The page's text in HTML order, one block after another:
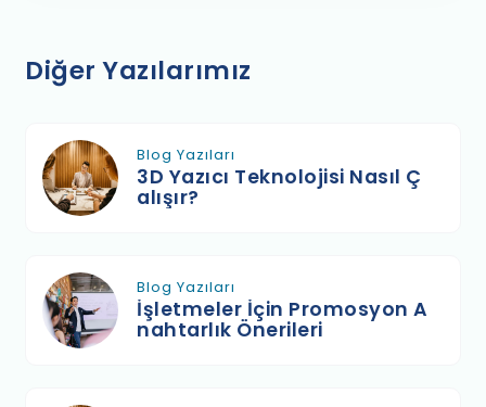
Diğer Yazılarımız
Blog Yazıları
3D Yazıcı Teknolojisi Nasıl Ç
alışır?
Blog Yazıları
İşletmeler İçin Promosyon A
nahtarlık Önerileri